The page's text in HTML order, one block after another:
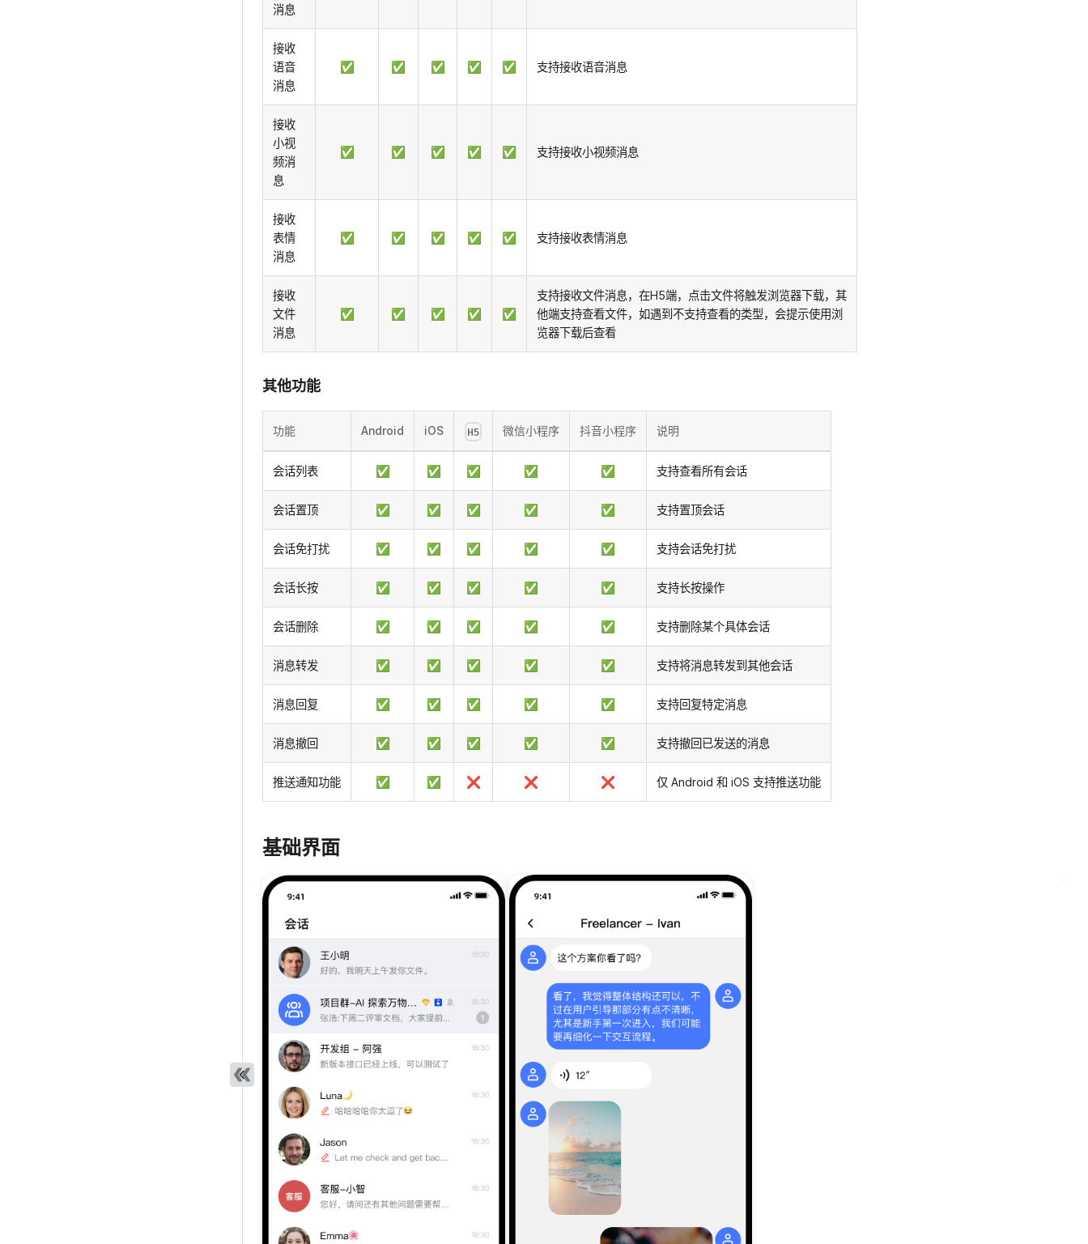
消息
接收
语音
消息
✅ ✅ ✅ ✅ ✅ 支持接收语音消息
接收
小视
频消
息
✅ ✅ ✅ ✅ ✅ 支持接收小视频消息
接收
表情
消息
✅ ✅ ✅ ✅ ✅ 支持接收表情消息
接收
文件
消息
✅ ✅ ✅ ✅ ✅
支持接收文件消息，在H5端，点击文件将触发浏览器下载，其
他端支持查看文件，如遇到不支持查看的类型，会提示使用浏
览器下载后查看
其他功能
功能 Android iOS H5 微信小程序 抖音小程序 说明
会话列表 ✅ ✅ ✅ ✅ ✅ 支持查看所有会话
会话置顶 ✅ ✅ ✅ ✅ ✅ 支持置顶会话
会话免打扰 ✅ ✅ ✅ ✅ ✅ 支持会话免打扰
会话长按 ✅ ✅ ✅ ✅ ✅ 支持长按操作
会话删除 ✅ ✅ ✅ ✅ ✅ 支持删除某个具体会话
消息转发 ✅ ✅ ✅ ✅ ✅ 支持将消息转发到其他会话
消息回复 ✅ ✅ ✅ ✅ ✅ 支持回复特定消息
消息撤回 ✅ ✅ ✅ ✅ ✅ 支持撤回已发送的消息
推送通知功能 ✅ ✅ ❌ ❌ ❌ 仅 Android 和 iOS 支持推送功能
基础界面